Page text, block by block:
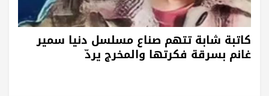
كاتبة شابة تتهم صناع مسلسل دنيا سمير
غانم بسرقة فكرتها والمخرج يردّ